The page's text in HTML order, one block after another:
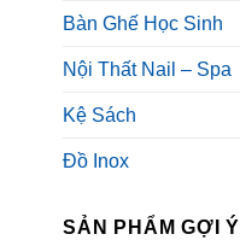
Bàn Ghế Học Sinh
Nội Thất Nail – Spa
Kệ Sách
Đồ Inox
SẢN PHẨM GỢI Ý